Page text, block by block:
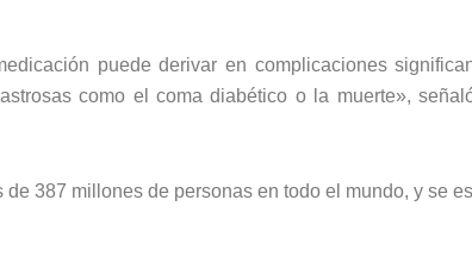
puede derivar en complicaciones
como el coma diabético o la muerte»,
387 millones de personas en todo el mundo, y se